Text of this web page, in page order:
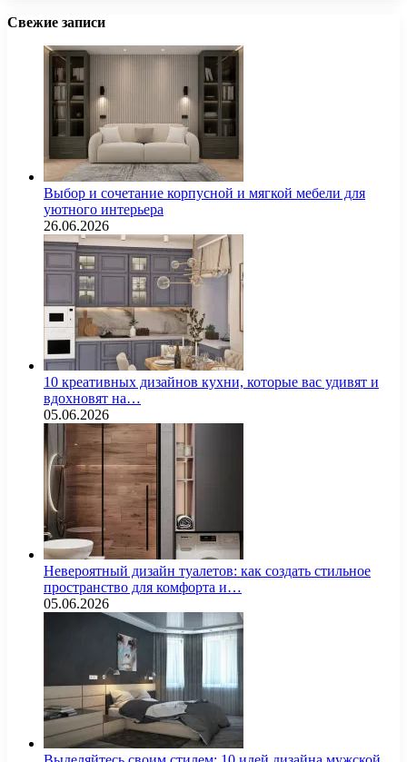
Свежие записи
Выбор и сочетание корпусной и мягкой мебели для
уютного интерьера
26.06.2026
10 креативных дизайнов кухни, которые вас удивят и
вдохновят на…
05.06.2026
Невероятный дизайн туалетов: как создать стильное
пространство для комфорта и…
05.06.2026